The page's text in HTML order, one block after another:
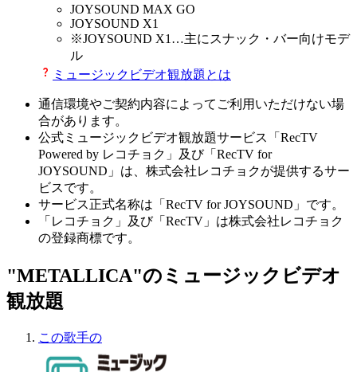
JOYSOUND MAX GO
JOYSOUND X1
※JOYSOUND X1 …主にスナック・バー向けモデ
ル
ミュージックビデオ観放題とは
通信環境やご契約内容によってご利用いただけない場
合があります。
公式ミュージックビデオ観放題サービス「RecTV
Powered by レコチョク」及び「RecTV for
JOYSOUND」は、株式会社レコチョクが提供するサー
ビスです。
サービス正式名称は「RecTV for JOYSOUND」です。
「レコチョク」及び「RecTV」は株式会社レコチョク
の登録商標です。
"METALLICA"のミュージックビデオ
観放題
この歌手の